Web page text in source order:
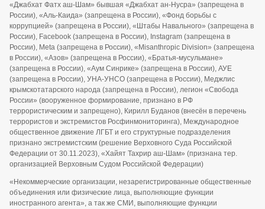
«Джабхат Фатх аш-Шам» бывшая «Джабхат ан-Нусра» (запрещена в
России), «Аль-Каида» (запрещена в России), «Фонд борьбы с
коррупцией» (запрещена в России), «Штабы Навального» (запрещена в
России), Facebook (запрещена в России), Instagram (запрещена в
России), Meta (запрещена в России), «Misanthropic Division» (запрещена
в России), «Азов» (запрещена в России), «Братья-мусульмане»
(запрещена в России), «Аум Синрике» (запрещена в России), АУЕ
(запрещена в России), УНА-УНСО (запрещена в России), Меджлис
крымскотатарского народа (запрещена в России), легион «Свобода
России» (вооруженное формирование, признано в РФ
террористическим и запрещено), Кирилл Буданов (внесён в перечень
террористов и экстремистов Росфинмониторинга), Международное
общественное движение ЛГБТ и его структурные подразделения
признано экстремистским (решение Верховного Суда Российской
Федерации от 30.11.2023), «Хайят Тахрир аш-Шам» (признана тер.
организацией Верховным Судом Российской Федерации)
«Некоммерческие организации, незарегистрированные общественные
объединения или физические лица, выполняющие функции
иностранного агента», а так же СМИ, выполняющие функции